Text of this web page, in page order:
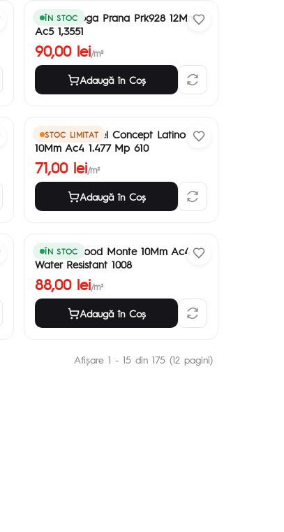
ÎN STOC
Parchet Yoga Prana Prk928 12Mm
Ac5 1,3551
90,00 lei/m²
Adaugă în Coş
STOC LIMITAT
Parchet Naturel Concept Latino
10Mm Ac4 1.477 Mp 610
71,00 lei/m²
Adaugă în Coş
ÎN STOC
Parchet Mood Monte 10Mm Ac4
Water Resistant 1008
88,00 lei/m²
Adaugă în Coş
Afişare 1 - 15 din 175 (12 pagini)